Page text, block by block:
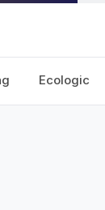
Ecologic